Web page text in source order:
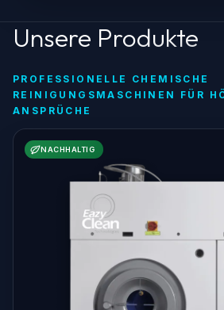
Unsere Produkte
PROFESSIONELLE CHEMISCHE
REINIGUNGSMASCHINEN FÜR
ANSPRÜCHE
NACHHALTIG